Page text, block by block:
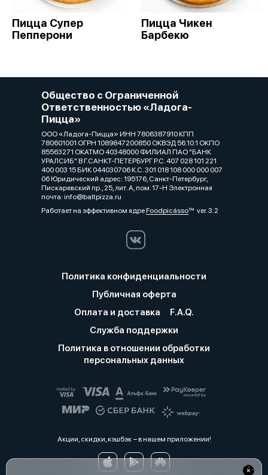
Пицца Супер
Пепперони
Пицца Чикен
Барбекю
Общество с Ограниченной
Ответственностью «Ладога-
Пицца»
ООО «Ладога-Пицца» ИНН 7806387910 КПП
780601001 ОГРН 1089847200850 ОКВЭД 56.10.1 ОКПО
85563271 ОКАТМО 40348000 ФИЛИАЛ ПАО "БАНК
УРАЛСИБ" В Г.САНКТ-ПЕТЕРБУРГ Р.С. 407 028 101 221
400 003 15 БИК 044030706 К.С. 301 018 108 000 000 007
06 Юридический адрес: 195176, Санкт-Петербург,
Пискаревский пр., 25, лит. А, пом. 17-Н Электронная
почта: info@baltpizza.ru
Работает на эффективном ядреFoodpicássover. 3.2
Политика конфиденциальности
Публичная оферта
Оплата и доставка
F.A.Q.
Служба поддержки
Политика в отношении обработки
персональных данных
Акции, скидки, кэшбэк − в нашем приложении!